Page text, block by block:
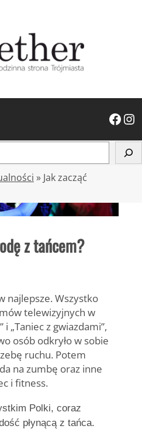
Facebook Instagram
» Jak zacząć
z tańcem?
najlepsze. Wszystko
telewizyjnych w
i „Taniec z gwiazdami”,
osób odkryło w sobie
ruchu. Potem
na zumbę oraz inne
i fitness.
Polki, coraz
płynącą z tańca.